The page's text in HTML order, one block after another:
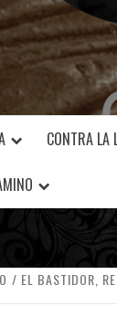
CONTRA LA
EL BASTIDOR,